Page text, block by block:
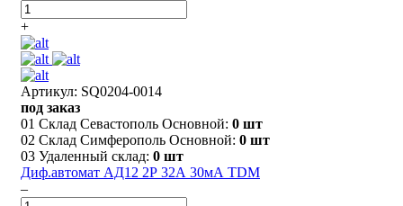
+
Артикул: SQ0204-0014
под заказ
01 Склад Севастополь Основной: 0 шт
02 Склад Симферополь Основной: 0 шт
03 Удаленный склад: 0 шт
Диф.автомат АД12 2Р 32А 30мА TDM
–